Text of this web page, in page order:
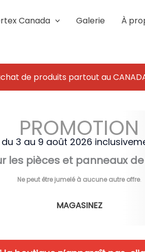
Canada Galerie À
de produits partout au
PROMOTION
du 3 au 9 août 2026
les pièces et panneaux
Ne peut être jumelé à aucune autre offre.
MAGASINEZ